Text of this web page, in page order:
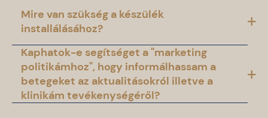
Mire van szükség a készülék
installálásához?
Kaphatok-e segítséget a "marketing
politikámhoz", hogy informálhassam a
betegeket az aktualitásokról illetve a
klinikám tevékenységéről?